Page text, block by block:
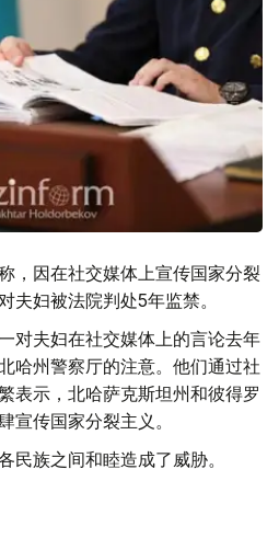
，因在社交媒体上宣传国家分裂
夫妇被法院判处5年监禁。
对夫妇在社交媒体上的言论去年
哈州警察厅的注意。他们通过社
表示，北哈萨克斯坦州和彼得罗
宣传国家分裂主义。
民族之间和睦造成了威胁。